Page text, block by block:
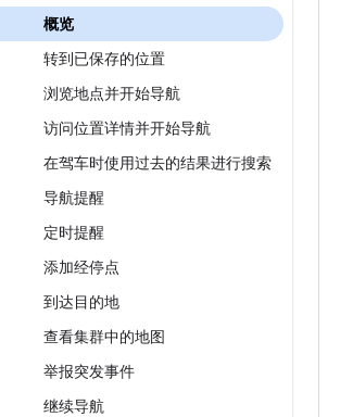
概览
转到已保存的位置
浏览地点并开始导航
访问位置详情并开始导航
在驾车时使用过去的结果进行搜索
导航提醒
定时提醒
添加经停点
到达目的地
查看集群中的地图
举报突发事件
继续导航